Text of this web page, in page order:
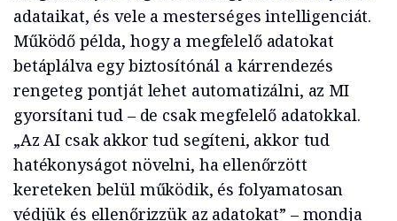
adataikat, és vele a mesterséges intelligenciát.
Működő példa, hogy a megfelelő adatokat
betáplálva egy biztosítónál a kárrendezés
rengeteg pontját lehet automatizálni, az MI
gyorsítani tud – de csak megfelelő adatokkal.
„Az AI csak akkor tud segíteni, akkor tud
hatékonyságot növelni, ha ellenőrzött
kereteken belül működik, és folyamatosan
védjük és ellenőrizzük az adatokat” – mondja